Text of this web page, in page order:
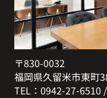
〒830-0032
福岡県久留米市東町
TEL：0942-27-6510